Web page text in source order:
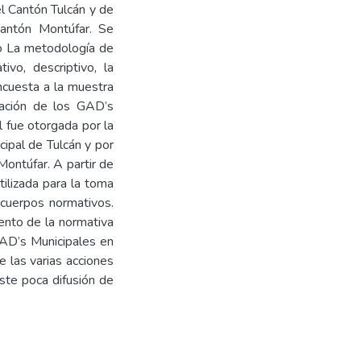
Cantón Tulcán y de
Montúfar. Se
La metodología de
descriptivo, la
a la muestra
de los GAD’s
fue otorgada por la
de Tulcán y por
A partir de
para la toma
normativos.
de la normativa
Municipales en
las varias acciones
poca difusión de